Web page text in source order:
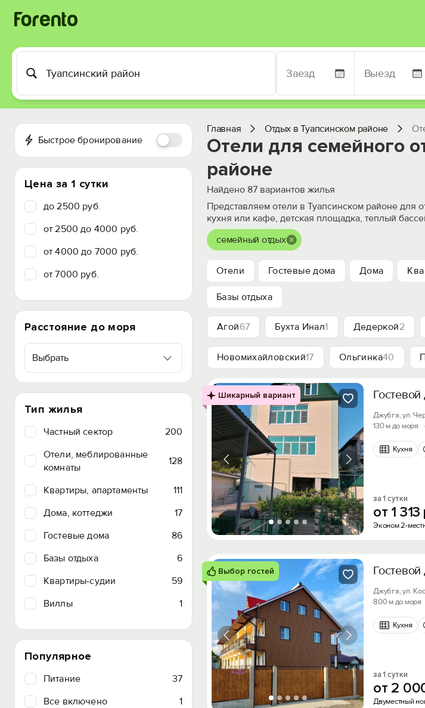
Быстрое бронирование
Цена за 1 сутки
до 2500 руб.
от 2500 до 4000 руб.
от 4000 до 7000 руб.
от 7000 руб.
Расстояние до моря
Выбрать
Тип жилья
Частный сектор
200
Отели, меблированные
комнаты
128
Квартиры, апартаменты
111
Дома, коттеджи
17
Гостевые дома
86
Базы отдыха
6
Квартиры-судии
59
Виллы
1
Популярное
Питание
37
Все включено
1
Главная Отдых в Туапсинском районе
Отели для семейного
районе
Найдено 87 вариантов жилья
Представляем отели в Туапсинском районе
кухня или кафе, детская площадка, теплый
семейный отдых
Отели Гостевые дома Дома
Базы отдыха
Агой67 Бухта Инал1 Дедеркой2
Новомихайловский17 Ольгинка40
Шикарный вариант
Джубга, ул.
130 м до моря
·
Кухня
за 1 сутки
от 1 313
Эконом 2-
Выбор гостей
Джубга, ул.
800 м до моря
Кухня
за 1 сутки
от 2
Двуместный